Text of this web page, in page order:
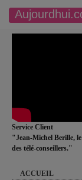
Service Client
"Jean-Michel Berille,
des télé-conseillers."
ACCUEIL